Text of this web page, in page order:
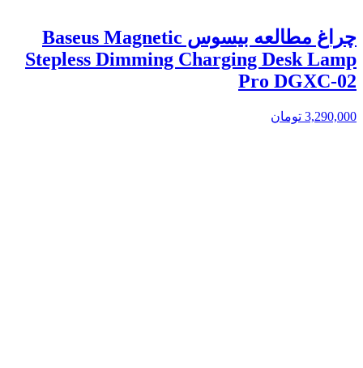
چراغ مطالعه بیسوس Baseus Magnetic
Stepless Dimming Charging Desk Lamp
Pro DGXC-02
3,290,000 تومان